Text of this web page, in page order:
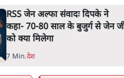
RSS जेन अल्फा संवादः दिपके ने
कहा- 70-80 साल के बुजुर्ग से जेन
को क्या मिलेगा
7 Min.देश